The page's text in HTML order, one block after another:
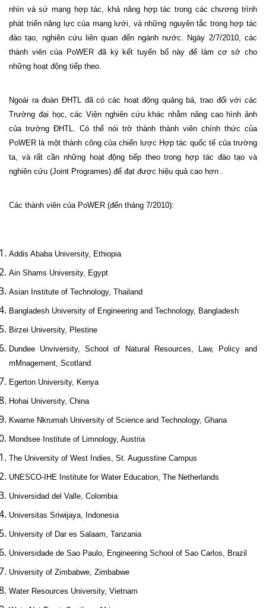
nhìn và sứ mạng hợp tác, khả năng hợp tác trong các chương trình
phát triển năng lực của mạng lưới, và những nguyên tắc trong hợp tác
đào tạo, nghiên cứu liên quan đến ngành nước. Ngày 2/7/2010, các
thành viên của PoWER đã ký kết tuyến bố này để làm cơ sở cho
những hoạt động tiếp theo.
Ngoài ra đoàn ĐHTL đã có các hoạt động quảng bá, trao đổi với các
Trường đại học, các Viện nghiên cứu khác nhằm nâng cao hình ảnh
của trường ĐHTL. Có thể nói trở thành thành viên chính thức của
PoWER là một thành công của chiến lược Hợp tác quốc tế của trường
ta, và rất cần những hoạt động tiếp theo trong hợp tác đào tạo và
nghiên cứu (Joint Programes) để đạt được hiệu quả cao hơn .
Các thành viên của PoWER (đến tháng 7/2010):
Addis Ababa University, Ethiopia
Ain Shams University, Egypt
Asian Institute of Technology, Thailand
Bangladesh University of Engineering and Technology, Bangladesh
Birzei University, Plestine
Dundee Unviversity,School of Natural Resources , Law, Policy and
mMnagement, Scotland
Egerton University, Kenya
Hohai University, China
Kwame Nkrumah University of Science and Technology, Ghana
Mondsee Institute of Limnology, Austria
The University of West Indies , St. Augusstine Campus
UNESCO-IHE Institute for Water Education, The Netherlands
Universidad del Valle Colombia
Universitas Sriwijaya Indonesia
University of Dar es Salaam Tanzania
Universidade de Sao Paulo, Engineering School of Sao Carlos, Brazil
University of Zimbabwe Zimbabwe
Water Resources University, Vietnam